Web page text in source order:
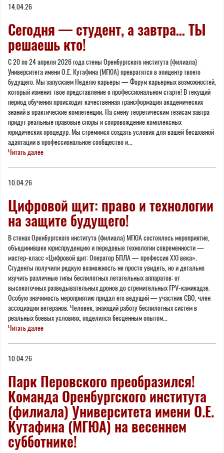
here
14.04.26
Сегодня — студент, а завтра… ТЫ
решаешь кто!
С 20 по 24 апреля 2026 года стены Оренбургского института (филиала)
Университета имени О.Е. Кутафина (МГЮА) превратятся в эпицентр твоего
будущего. Мы запускаем Неделю карьеры — Форум карьерных возможностей,
который изменит твое представление о профессиональном старте! В текущий
период обучения происходит качественная трансформация академических
знаний в практические компетенции. На смену теоретическим тезисам завтра
придут реальные правовые споры и сопровождение комплексных
юридических процедур. Мы стремимся создать условия для вашей бесшовной
адаптации в профессиональное сообщество и...
Читать далее
10.04.26
Цифровой щит: право и технологии
на защите будущего!
В стенах Оренбургского института (филиала) МГЮА состоялось мероприятие,
объединившее юриспруденцию и передовые технологии современности —
мастер-класс «Цифровой щит: Оператор БПЛА — профессия XXI века».
Студенты получили редкую возможность не просто увидеть, но и детально
изучить различные типы беспилотных летательных аппаратов: от
высокоточных разведывательных дронов до стремительных FPV-камикадзе.
Особую значимость мероприятию придал его ведущий — участник СВО, член
ассоциации ветеранов. Человек, знающий работу беспилотных систем в
реальных боевых условиях, поделился бесценным опытом...
Читать далее
10.04.26
Парк Перовского преобразился!
Команда Оренбургского института
(филиала) Университета имени О.Е.
Кутафина (МГЮА) на весеннем
субботнике!